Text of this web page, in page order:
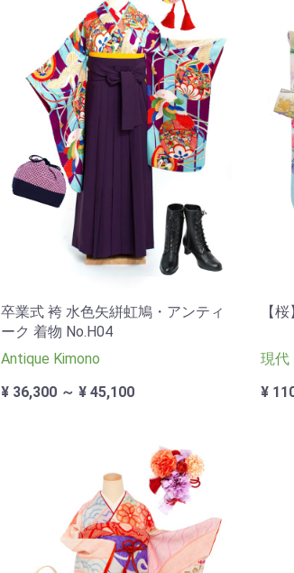
卒業式 袴 水色矢絣虹鳩・アンティ
ーク 着物 No.H04
Antique Kimono
¥ 36,300 ～ ¥ 45,100
【
現代
¥